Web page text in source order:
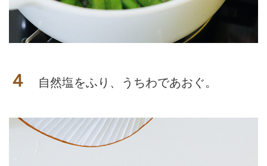
４ 自然塩をふり、うちわであおぐ。